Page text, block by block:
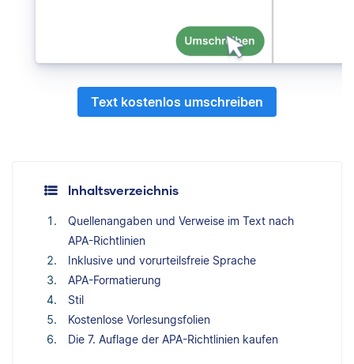
Text kostenlos umschreiben
Inhaltsverzeichnis
Quellenangaben und Verweise im Text nach
APA-Richtlinien
Inklusive und vorurteilsfreie Sprache
APA-Formatierung
Stil
Kostenlose Vorlesungsfolien
Die 7. Auflage der APA-Richtlinien kaufen